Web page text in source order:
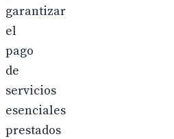
garantizar
el
pago
de
servicios
esenciales
prestados